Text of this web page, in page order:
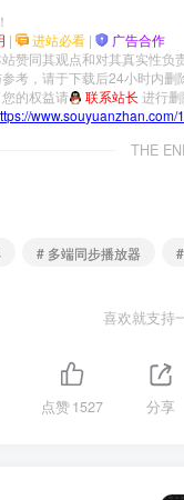
| 进站必看 | 广告合作
赞同其观点和对其真实性负
考，请于下载后24小时内删
的权益请 联系站长 进行
www.souyuanzhan.com/
THE
# 多端同步播放器
喜欢就支持
点赞1527 分享